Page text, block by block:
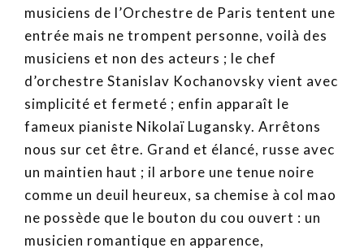
musiciens de l’Orchestre de Paris tentent une
entrée mais ne trompent personne, voilà des
musiciens et non des acteurs ; le chef
d’orchestre Stanislav Kochanovsky vient avec
simplicité et fermeté ; enfin apparaît le
fameux pianiste Nikolaï Lugansky. Arrêtons
nous sur cet être. Grand et élancé, russe avec
un maintien haut ; il arbore une tenue noire
comme un deuil heureux, sa chemise à col mao
ne possède que le bouton du cou ouvert : un
musicien romantique en apparence,